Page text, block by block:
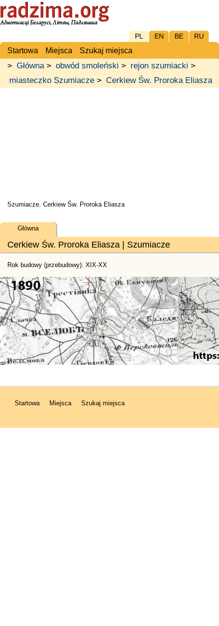
PL EN BE RU
Startowa Miejsca Szukaj miejsca
> Główna> obwód smoleński > rejon szumiacki >
miasteczko Szumiacze > Cerkiew Św. Proroka Eliasza
Szumiacze. Cerkiew Św. Proroka Eliasza
Cerkiew Św. Proroka Eliasza | Szumiacze
Główna
Rok budowy (przebudowy): XIX-XX
Startowa Miejsca Szukaj miejsca